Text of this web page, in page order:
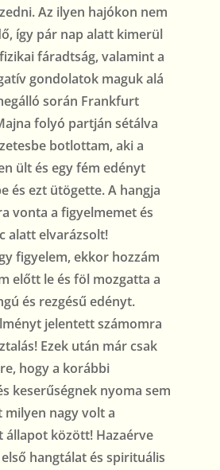
Az ilyen hajókon nem
így pár nap alatt kimerül
fáradtság, valamint a
gondolatok maguk alá
során Frankfurt
folyó partján sétálva
botlottam, aki a
ült és egy fém edényt
és ezt ütögette. A hangja
vonta a figyelmemet és
alatt elvarázsolt!
figyelem, ekkor hozzám
előtt le és föl mozgatta a
és rezgésű edényt.
jelentett számomra
Ezek után már csak
hogy a korábbi
keserűségnek nyoma sem
nagy volt a
állapot között! Hazaérve
hangtálat és spirituális